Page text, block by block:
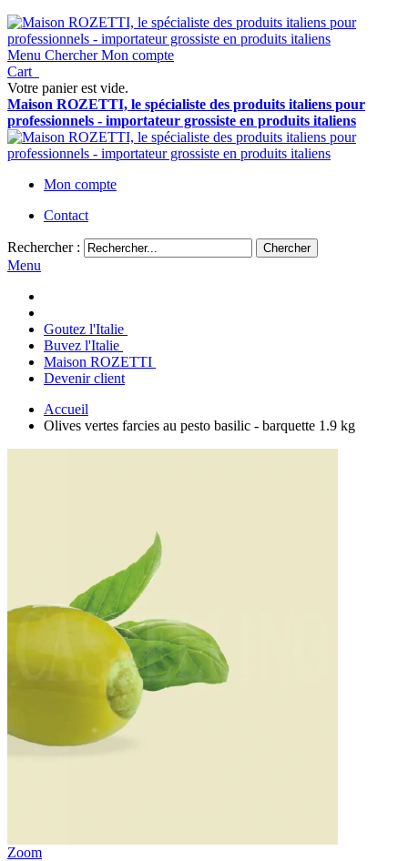
Menu Chercher Mon compte
Cart
Votre panier est vide.
Maison ROZETTI, le spécialiste des produits italiens pour
professionnels - importateur grossiste en produits italiens
Mon compte
Contact
Rechercher : Chercher
Menu
Goutez l'Italie
Buvez l'Italie
Maison ROZETTI
Devenir client
Accueil
Olives vertes farcies au pesto basilic - barquette 1.9 kg
Zoom